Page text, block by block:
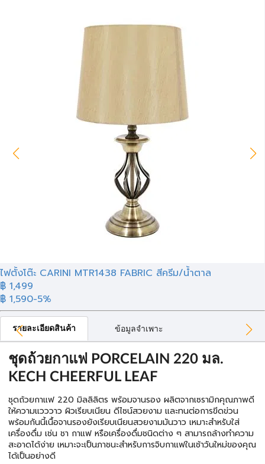
ไฟตั้งโต๊ะ CARINI MTR1438 FABRIC สีครีม/น้ำตาล
฿ 1,499
฿ 1,590-5%
รายละเอียดสินค้า ข้อมูลจำเพาะ
ชุดถ้วยกาแฟ PORCELAIN 220 มล.
KECH CHEERFUL LEAF
ชุดถ้วยกาแฟ 220 มิลลิลิตร พร้อมจานรอง ผลิตจากเซรามิกคุณภาพดี
ให้ความแวววาว ผิวเรียบเนียน ดีไซน์สวยงาม และทนต่อการขีดข่วน
พร้อมกันนี้เนื้อจานรองยังเรียบเนียนสวยงามมันวาว เหมาะสำหรับใส่
เครื่องดื่ม เช่น ชา กาแฟ หรือเครื่องดื่มชนิดต่าง ๆ สามารถล้างทำความ
สะอาดได้ง่าย เหมาะจะเป็นภาชนะสำหรับการจิบกาแฟในเช้าวันใหม่ของคุณ
ได้เป็นอย่างดี